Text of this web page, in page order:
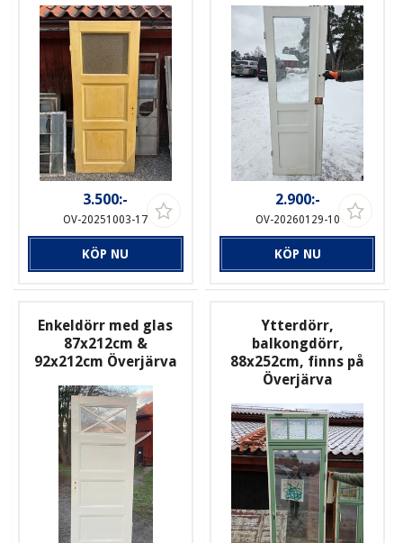
3.500:-
OV-20251003-17
KÖP NU
2.900:-
OV-20260129-10
KÖP NU
Enkeldörr med glas
87x212cm &
92x212cm Överjärva
Ytterdörr,
balkongdörr,
88x252cm, finns på
Överjärva